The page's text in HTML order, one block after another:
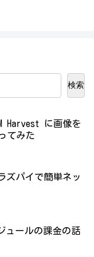
検索
Harvest に画像を
てみた
ズパイで簡単ネッ
ュールの課金の話